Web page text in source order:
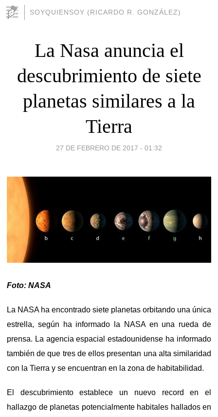
SOYQUIENSOY (RICARDO R. GONZÁLEZ)
La Nasa anuncia el
descubrimiento de siete
planetas similares a la
Tierra
27 DE FEBRERO DE 2017 - 01:32
Foto: NASA
La NASA ha encontrado siete planetas orbitando una única
estrella, según ha informado la NASA en una rueda de
prensa. La agencia espacial estadounidense ha informado
también de que tres de ellos presentan una alta similaridad
con la Tierra y se encuentran en la zona de habitabilidad.
El descubrimiento establece un nuevo record en el
hallazgo de planetas potencialmente habitales hallados en